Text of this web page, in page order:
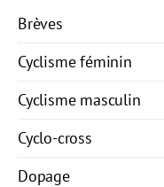
Brèves
Cyclisme féminin
Cyclisme masculin
Cyclo-cross
Dopage